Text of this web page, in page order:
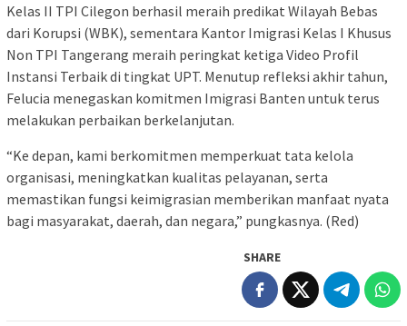
Kelas II TPI Cilegon berhasil meraih predikat Wilayah Bebas
dari Korupsi (WBK), sementara Kantor Imigrasi Kelas I Khusus
Non TPI Tangerang meraih peringkat ketiga Video Profil
Instansi Terbaik di tingkat UPT. Menutup refleksi akhir tahun,
Felucia menegaskan komitmen Imigrasi Banten untuk terus
melakukan perbaikan berkelanjutan.
“Ke depan, kami berkomitmen memperkuat tata kelola
organisasi, meningkatkan kualitas pelayanan, serta
memastikan fungsi keimigrasian memberikan manfaat nyata
bagi masyarakat, daerah, dan negara,” pungkasnya. (Red)
SHARE